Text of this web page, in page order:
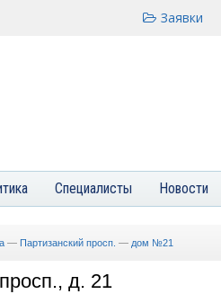
Заявки
Специалисты Новости
— Партизанский просп. — дом №21
д. 21